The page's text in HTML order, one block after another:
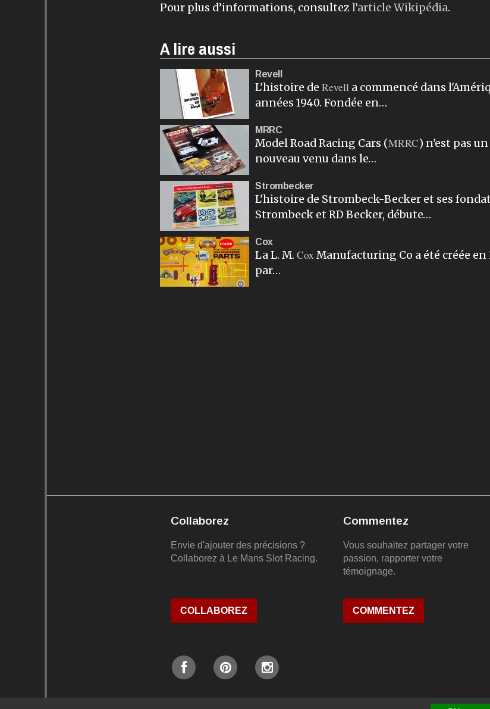
Pour plus d’informations, consultez l’article Wikipédia.
A lire aussi
Revell
L'histoire de Revell a commencé dans
années 1940. Fondée en…
MRRC
Model Road Racing Cars (MRRC) n'est pas un
nouveau venu dans le…
Strombecker
L'histoire de Strombeck-Becker et ses
Strombeck et RD Becker, débute…
Cox
La L. M. Cox Manufacturing Co a été créée en
par…
Collaborez
Envie d'ajouter des précisions ?
Collaborez à Le Mans Slot Racing.
COLLABOREZ
Commentez
Vous souhaitez partager votre
passion, rapporter votre
témoignage.
COMMENTEZ